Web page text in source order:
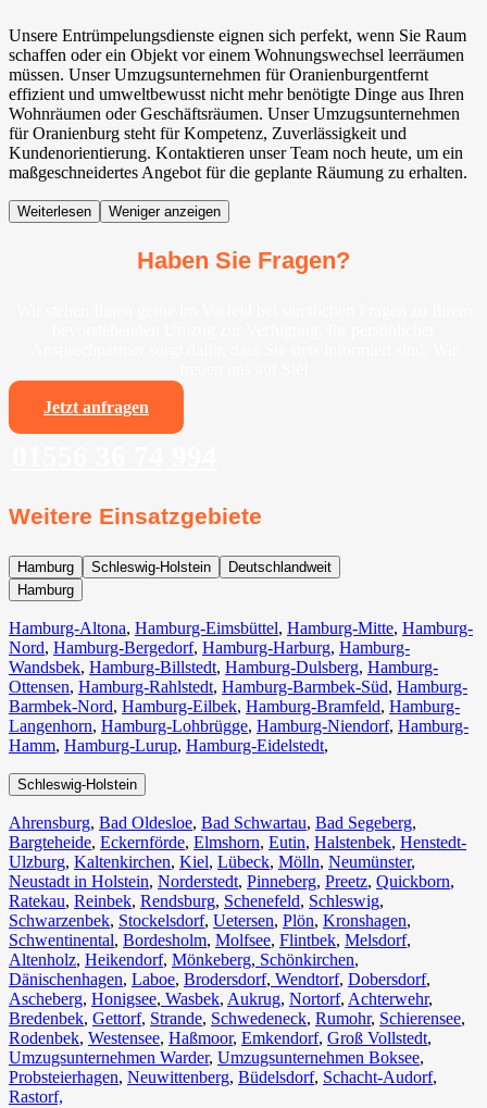
Unsere Entrümpelungsdienste eignen sich perfekt, wenn Sie Raum
schaffen oder ein Objekt vor einem Wohnungswechsel leerräumen
müssen. Unser Umzugsunternehmen für Oranienburgentfernt
effizient und umweltbewusst nicht mehr benötigte Dinge aus Ihren
Wohnräumen oder Geschäftsräumen. Unser Umzugsunternehmen
für Oranienburg steht für Kompetenz, Zuverlässigkeit und
Kundenorientierung. Kontaktieren unser Team noch heute, um ein
maßgeschneidertes Angebot für die geplante Räumung zu erhalten.
Weiterlesen Weniger anzeigen
Haben Sie Fragen?
Jetzt anfragen
Weitere Einsatzgebiete
Hamburg Schleswig-Holstein
Deutschlandweit
Hamburg
Hamburg-Altona, Hamburg-Eimsbüttel, Hamburg-Mitte, Hamburg-
Nord, Hamburg-Bergedorf, Hamburg-Harburg, Hamburg-
Wandsbek, Hamburg-Billstedt, Hamburg-Dulsberg, Hamburg-
Ottensen, Hamburg-Rahlstedt, Hamburg-Barmbek-Süd, Hamburg-
Barmbek-Nord, Hamburg-Eilbek, Hamburg-Bramfeld, Hamburg-
Langenhorn, Hamburg-Lohbrügge, Hamburg-Niendorf, Hamburg-
Hamm, Hamburg-Lurup, Hamburg-Eidelstedt,
Schleswig-Holstein
Ahrensburg, Bad Oldesloe, Bad Schwartau, Bad Segeberg,
Bargteheide, Eckernförde, Elmshorn, Eutin, Halstenbek, Henstedt-
Ulzburg, Kaltenkirchen, Kiel, Lübeck, Mölln, Neumünster,
Neustadt in Holstein, Norderstedt, Pinneberg, Preetz, Quickborn,
Ratekau, Reinbek, Rendsburg, Schenefeld, Schleswig,
Schwarzenbek, Stockelsdorf, Uetersen, Plön, Kronshagen,
Schwentinental, Bordesholm, Molfsee, Flintbek, Melsdorf,
Altenholz, Heikendorf, Mönkeberg, Schönkirchen,
Dänischenhagen, Laboe, Brodersdorf, Wendtorf, Dobersdorf,
Ascheberg, Honigsee, Wasbek, Aukrug, Nortorf, Achterwehr,
Bredenbek, Gettorf, Strande, Schwedeneck, Rumohr, Schierensee,
Rodenbek, Westensee, Haßmoor, Emkendorf, Groß Vollstedt,
Umzugsunternehmen Warder, Umzugsunternehmen Boksee,
Probsteierhagen, Neuwittenberg, Büdelsdorf, Schacht-Audorf,
Rastorf,